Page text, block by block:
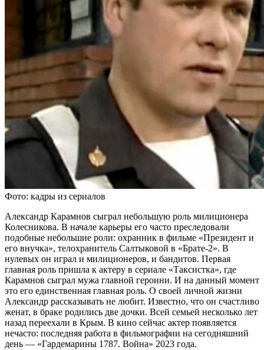
Фото: кадры из сериалов
Александр Карамнов сыграл небольшую роль милиционера
Колесникова. В начале карьеры его часто преследовали
подобные небольшие роли: охранник в фильме «Президент и
его внучка», телохранитель Салтыковой в «Брате-2». В
нулевых он играл и милиционеров, и бандитов. Первая
главная роль пришла к актеру в сериале «Таксистка», где
Карамнов сыграл мужа главной героини. И на данный момент
это его единственная главная роль. О своей личной жизни
Александр рассказывать не любит. Известно, что он счастливо
женат, в браке родились две дочки. Всей семьей несколько лет
назад переехали в Крым. В кино сейчас актер появляется
нечасто: последняя работа в фильмографии на сегодняшний
день — «Гардемарины 1787. Война» 2023 года.